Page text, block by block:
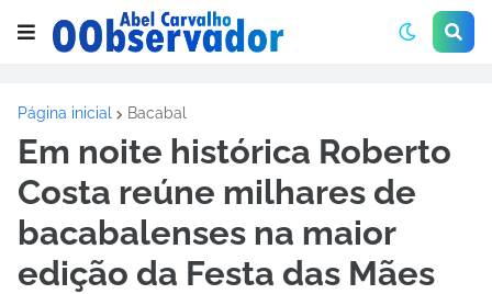
Página inicial Bacabal
Em noite histórica Roberto
Costa reúne milhares de
bacabalenses na maior
edição da Festa das Mães